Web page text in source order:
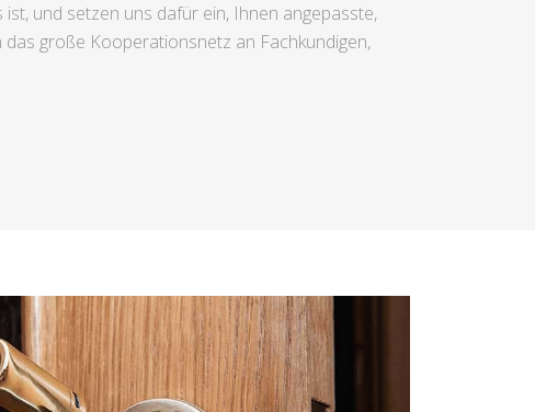
und setzen uns dafür ein, Ihnen angepasste,
große Kooperationsnetz an Fachkundigen,